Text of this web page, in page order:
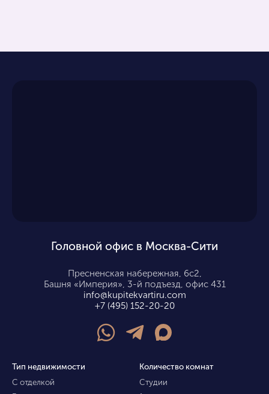
Головной офис в Москва-Сити
Пресненская набережная, 6с2,
Башня «Империя», 3-й подъезд, офис 431
info@kupitekvartiru.com
+7 (495) 152-20-20
Тип недвижимости
С отделкой
Количество комнат
Студии